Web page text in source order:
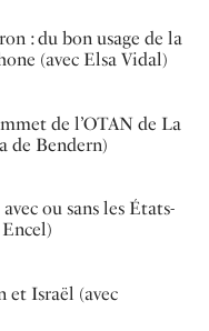
: du bon usage de la
(avec Elsa Vidal)
de l’OTAN de La
de Bendern)
ou sans les États-
et Israël (avec